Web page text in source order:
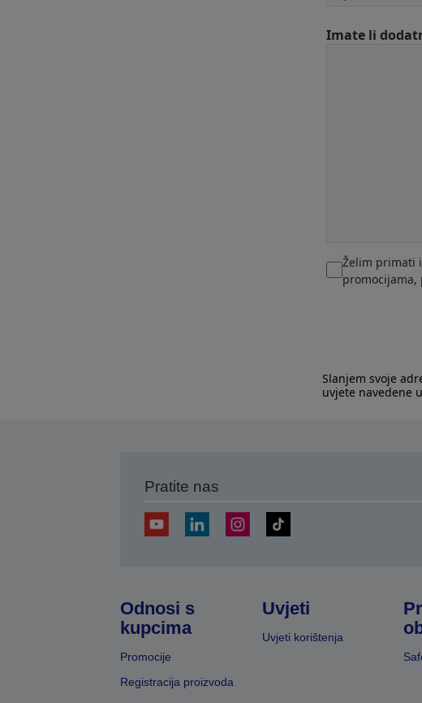
Imate li
Želim primati
promocijama,
Slanjem svoje
uvjete navedene u
Pratite nas
Odnosi s
kupcima
Promocije
Registracija proizvoda
Uvjeti
Uvjeti korištenja